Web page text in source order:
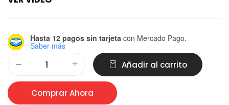
Hasta 12 pagos sin tarjeta con Mercado Pago.
Saber más
Añadir al carrito
Comprar Ahora